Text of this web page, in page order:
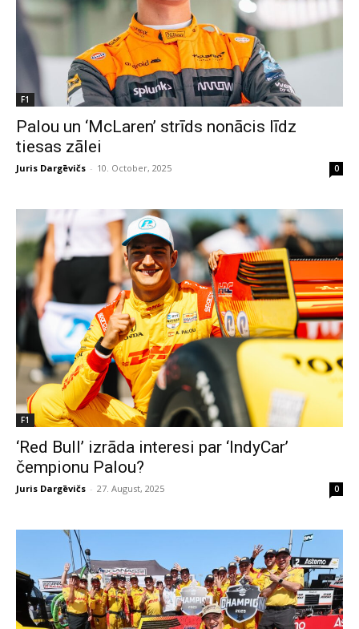
F1
Palou un ‘McLaren’ strīds nonācis līdz
tiesas zālei
Juris Dargēvičs - 10. October, 2025 0
F1
‘Red Bull’ izrāda interesi par ‘IndyCar’
čempionu Palou?
Juris Dargēvičs - 27. August, 2025 0